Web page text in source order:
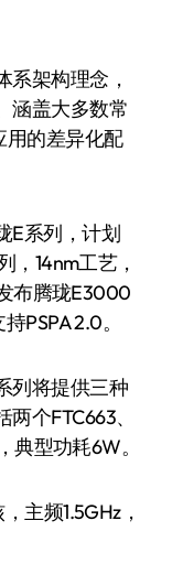
系架构理念，
涵盖大多数常
用的差异化配
E系列，计划
14nm工艺，
布腾珑E3000
PSPA 2.0。
列将提供三种
个FTC663、
典型功耗6W。
主频1.5GHz，